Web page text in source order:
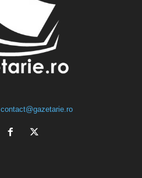
contact@gazetarie.ro